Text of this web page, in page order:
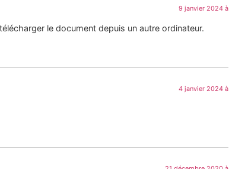
9 janvier 2024 à
le document depuis un autre ordinateur.
4 janvier 2024 à